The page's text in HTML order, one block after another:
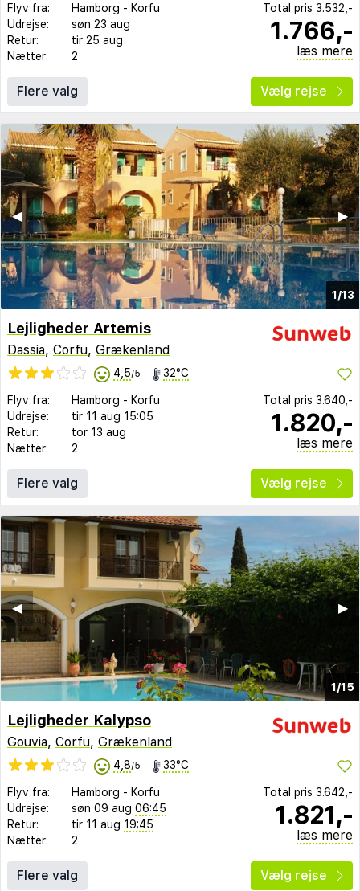
Flyv fra: Hamborg - Korfu
Udrejse:
søn 23 aug
Retur:
tir 25 aug
Nætter:
2
Total pris 3.532,-
1.766,-
læs mere
Flere valg Vælg rejse
1/13
▶︎
◀︎
Lejligheder Artemis
Dassia, Corfu, Grækenland
4,5/5 32°C
Flyv fra: Hamborg - Korfu
Udrejse:
tir 11 aug 15:05
Retur:
tor 13 aug
Nætter:
2
Total pris 3.640,-
1.820,-
læs mere
Flere valg Vælg rejse
1/15
▶︎
◀︎
Lejligheder Kalypso
Gouvia, Corfu, Grækenland
4,8/5 33°C
Flyv fra: Hamborg - Korfu
Udrejse:
søn 09 aug 06:45
Retur:
tir 11 aug 19:45
Nætter:
2
Total pris 3.642,-
1.821,-
læs mere
Flere valg Vælg rejse